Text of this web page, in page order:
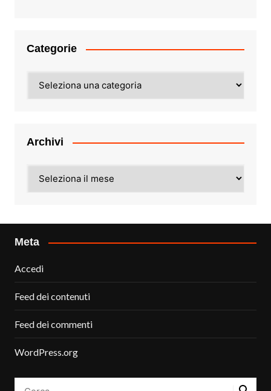
Categorie
Archivi
Meta
Accedi
Feed dei contenuti
Feed dei commenti
WordPress.org